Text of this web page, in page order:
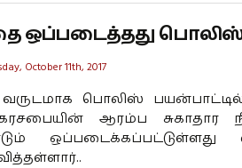
ஒப்படைத்தது
October 11th, 2017
வருடமாக பொலிஸ்
ஆரம்ப சுகாதார